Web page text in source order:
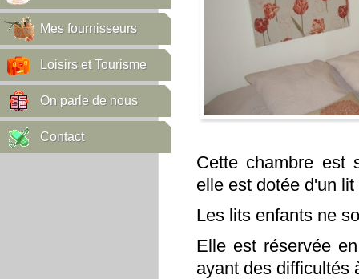
Mes fournisseurs
Loisirs et Tourisme
On parle de nous
Contact
Cette chambre est
elle est dotée d'un
Les lits enfants ne
Elle est réservée
ayant des difficultés